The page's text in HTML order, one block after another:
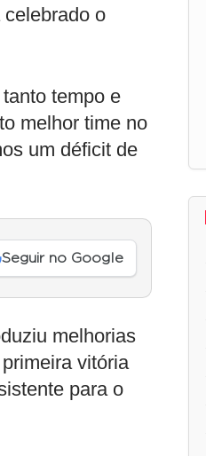
o
tempo e
melhor time no
um déficit de
Seguir no Google
melhorias
vitória
para o